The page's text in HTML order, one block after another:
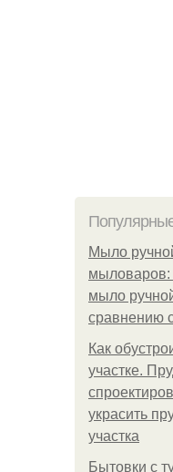
Мыло
мыловаров:
мыло
сравнению
Как
участке.
украсить
участка
Бытовки с